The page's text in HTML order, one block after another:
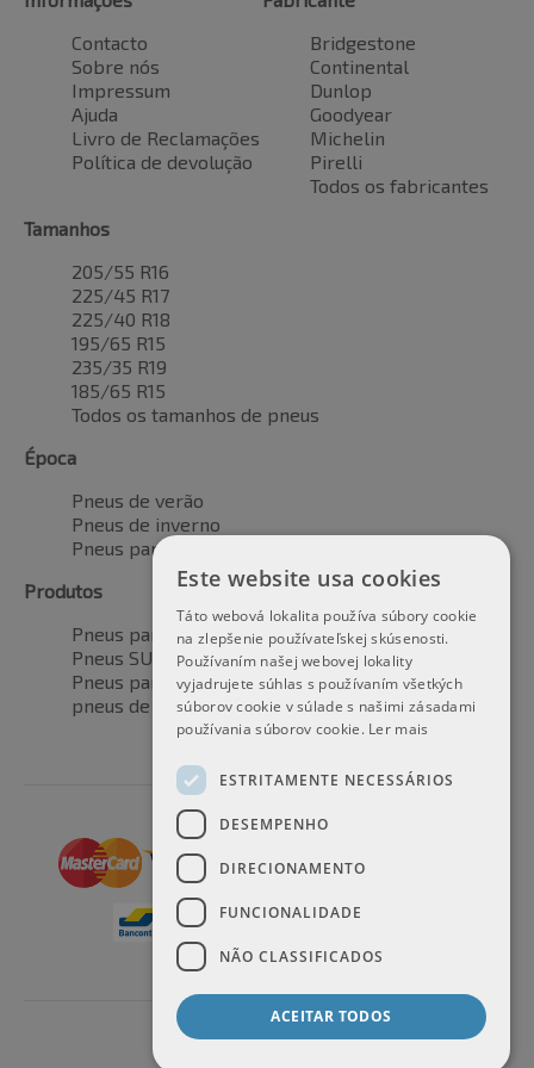
Contacto
Sobre nós
Impressum
Ajuda
Livro de Reclamações
Política de devolução
Bridgestone
Continental
Dunlop
Goodyear
Michelin
Pirelli
Todos os fabricantes
Tamanhos
205/55 R16
225/45 R17
225/40 R18
195/65 R15
235/35 R19
185/65 R15
Todos os tamanhos de pneus
Época
Pneus de verão
Pneus de inverno
Pneus para todas as estações
Produtos
Pneus para automóveis
Pneus SUV / 4x4
Pneus para veículos de transporte
pneus de motocicleta
Este website usa cookies
Táto webová lokalita používa súbory cookie
na zlepšenie používateľskej skúsenosti.
Používaním našej webovej lokality
vyjadrujete súhlas s používaním všetkých
súborov cookie v súlade s našimi zásadami
používania súborov cookie. Ler mais
ESTRITAMENTE NECESSÁRIOS
DESEMPENHO
DIRECIONAMENTO
FUNCIONALIDADE
NÃO CLASSIFICADOS
ACEITAR TODOS